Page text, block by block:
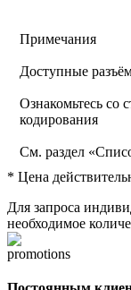
Примечания
Доступные
Ознакомьтесь со
кодирования
См. раздел
* Цена
Для запроса
необходимое